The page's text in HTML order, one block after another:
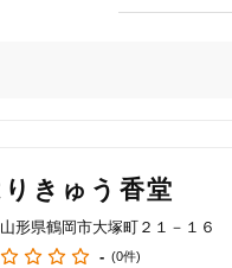
キーワード
りきゅう香堂
山形県鶴岡市大塚町２１－１６
- (0件)